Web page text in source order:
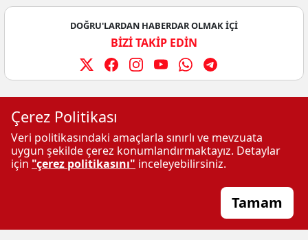
DOĞRU'LARDAN HABERDAR OLMAK İÇİ
BİZİ TAKİP EDİN
E-Gazete
hakları gazete ve
REHBER TV
Çerez Politikası
Veri politikasındaki amaçlarla sınırlı ve mevzuata
uygun şekilde çerez konumlandırmaktayız. Detaylar
için "çerez politikasını" inceleyebilirsiniz.
Tamam